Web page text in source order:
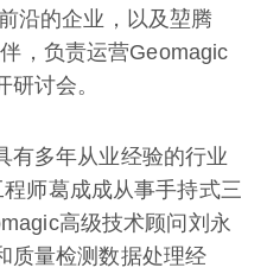
沿的企业，以及堃腾
，负责运营Geomagic
讨会。
有多年从业经验的行业
师葛成成从事手持式三
高级技术顾问刘永
质量检测数据处理经